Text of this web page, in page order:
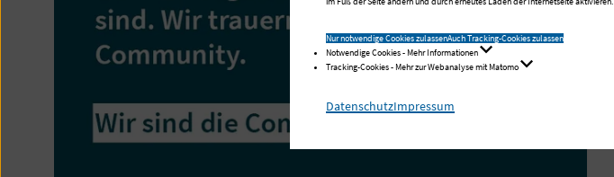
Nur notwendige Cookies zulassenAuch Tracking-Cookies zulassen
Notwendige Cookies - Mehr Informationen
Tracking-Cookies - Mehr zur Webanalyse mit Matomo
DatenschutzImpressum